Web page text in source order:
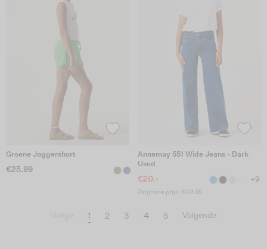
Groene Joggershort
€25.99
Annemay 551 Wide Jeans - Dark
Used
€20.- +9
Originele prijs: €49.99
1 2 3 4 5 Volgende